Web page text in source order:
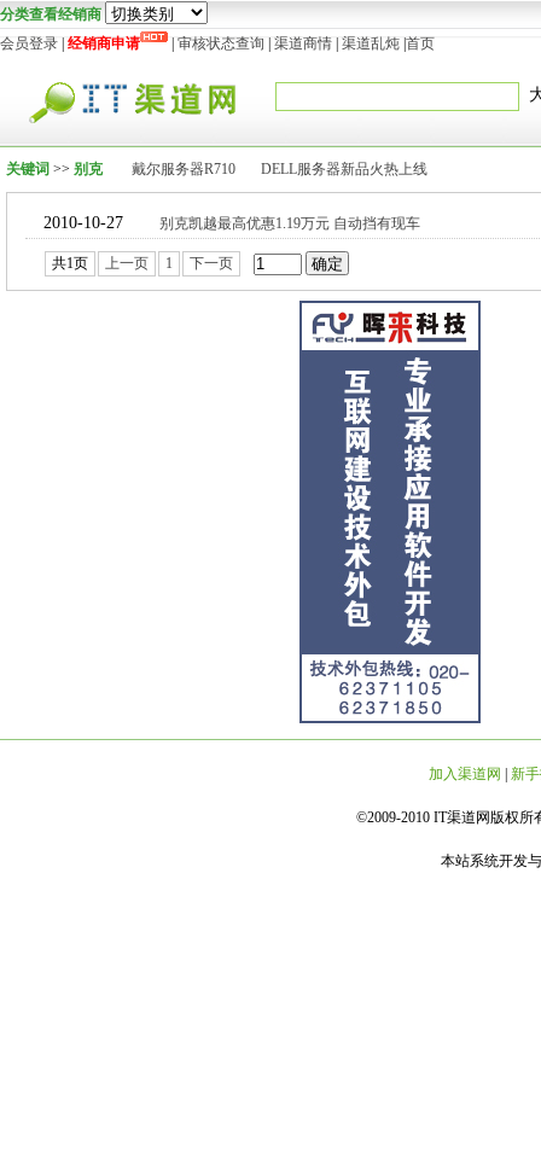
分类查看经销商
会员登录 经销商申请 审核状态查询 渠道商情 渠道乱炖 首页
关键词 >> 别克 戴尔服务器R710 DELL服务器新品火热上线
2010-10-27 别克凯越最高优惠1.19万元 自动挡有现车
共1页 上一页 1 下一页
加入渠道网 新
©2009-2010 IT渠道网版权所
本站系统开发